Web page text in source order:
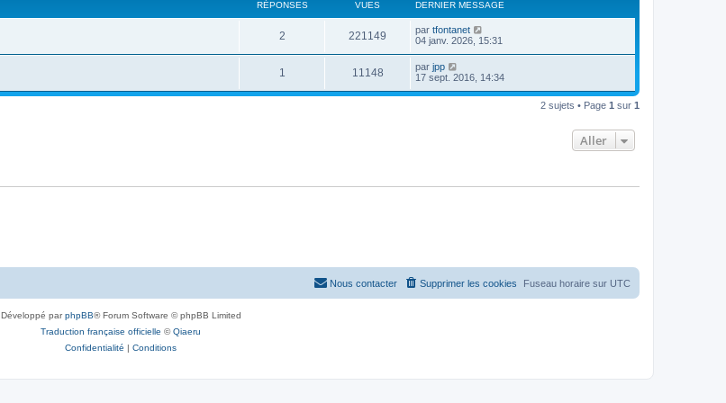
r
d
e
r
i
e
RÉPONSES VUES DERNIER MESSAGE
2 221149 par tfontanet
04 janv. 2026, 15:31
1 11148 par jpp
17 sept. 2016, 14:34
2 sujets • Page 1 sur 1
Aller
Fuseau horaire sur UTC
Supprimer les cookies
Nous contacter
Développé parphpBB® Forum Software © phpBB Limited
Traduction française officielle ©Qiaeru
Confidentialité | Conditions